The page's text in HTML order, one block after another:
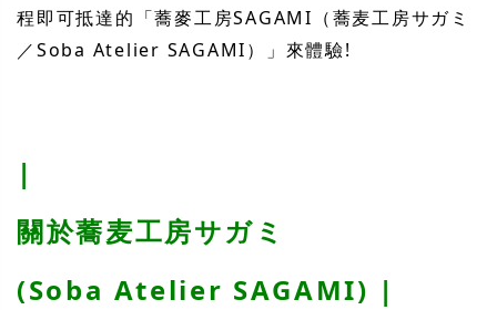
程即可抵達的「蕎麥工房SAGAMI（蕎麦工房サガミ
／Soba Atelier SAGAMI）」來體驗!
|
關於蕎麦工房サガミ
(Soba Atelier SAGAMI) |